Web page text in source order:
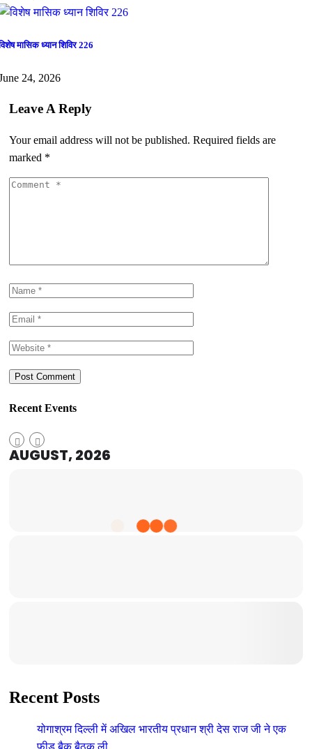
मासिक ध्यान शिविर 226
24, 2026
Leave A Reply
Your email address will not be published. Required fields are
marked *
Recent Events
AUGUST, 2026
Recent Posts
योगाश्रम दिल्ली में अखिल भारतीय प्रधान श्री देस राज जी ने एक
फीड बैक बैठक ली